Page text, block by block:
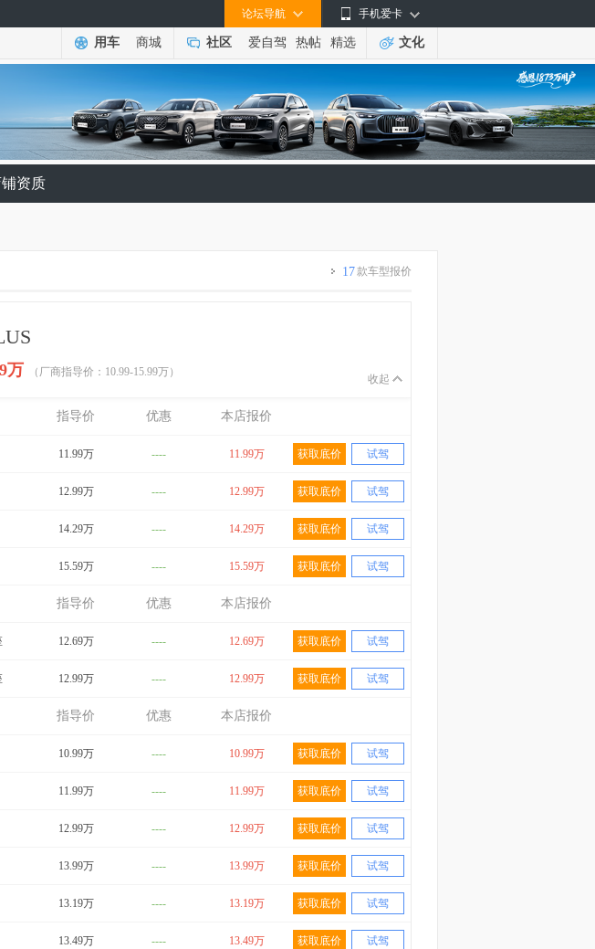
手机爱卡
论坛导航
用车 商城 社区 爱自驾 热帖 精选 文化
铺资质
17款车型报价
万 （厂商指导价：10.99-15.99万）
收起
指导价 优惠 本店报价
11.99万 ---- 11.99万 获取底价 试驾
12.99万 ---- 12.99万 获取底价 试驾
14.29万 ---- 14.29万 获取底价 试驾
15.59万 ---- 15.59万 获取底价 试驾
指导价 优惠 本店报价
12.69万 ---- 12.69万 获取底价 试驾
12.99万 ---- 12.99万 获取底价 试驾
指导价 优惠 本店报价
10.99万 ---- 10.99万 获取底价 试驾
11.99万 ---- 11.99万 获取底价 试驾
12.99万 ---- 12.99万 获取底价 试驾
13.99万 ---- 13.99万 获取底价 试驾
13.19万 ---- 13.19万 获取底价 试驾
13.49万 ---- 13.49万 获取底价 试驾